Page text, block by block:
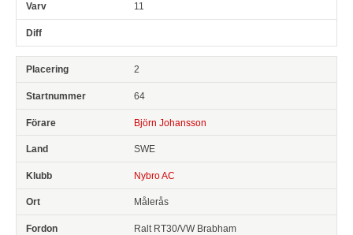
11
2
64
Björn Johansson
SWE
Nybro AC
Målerås
Ralt RT30/VW Brabham